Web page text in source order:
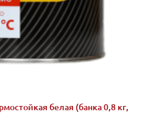
белая (банка 0,8 кг,